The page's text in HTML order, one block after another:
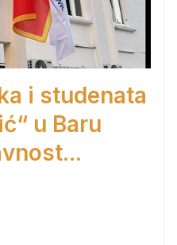
i studenata
u Baru